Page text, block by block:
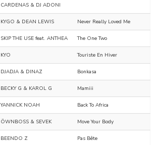
CARDENAS & DJ ADONI
KYGO & DEAN LEWIS Never Really Loved Me
SKIP THE USE feat. ANTHEA The One Two
KYO Touriste En Hiver
DJADJA & DINAZ Bonkasa
BECKY G & KAROL G Mamiii
YANNICK NOAH Back To Africa
ÖWNBOSS & SEVEK Move Your Body
BEENDO Z Pas Bête